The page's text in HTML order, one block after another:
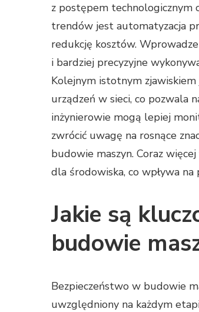
z postępem technologicznym
trendów jest automatyzacja
redukcję kosztów.
i bardziej precyzyjne
Kolejnym istotnym
urządzeń w sieci, co pozwala
inżynierowie mogą lepiej
zwrócić uwagę na rosnące
budowie maszyn. Coraz
dla środowiska, co wpływa
Jakie są
budowie
Bezpieczeństwo w budowie
uwzględniony na każdym